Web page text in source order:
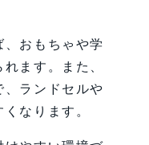
おもちゃや学
ます。また、
、ランドセルや
なります。